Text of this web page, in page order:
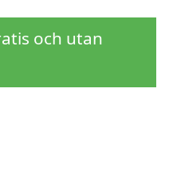
och utan